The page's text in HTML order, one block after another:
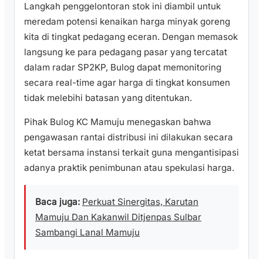
​Langkah penggelontoran stok ini diambil untuk
meredam potensi kenaikan harga minyak goreng
kita di tingkat pedagang eceran. Dengan memasok
langsung ke para pedagang pasar yang tercatat
dalam radar SP2KP, Bulog dapat memonitoring
secara real-time agar harga di tingkat konsumen
tidak melebihi batasan yang ditentukan.
​Pihak Bulog KC Mamuju menegaskan bahwa
pengawasan rantai distribusi ini dilakukan secara
ketat bersama instansi terkait guna mengantisipasi
adanya praktik penimbunan atau spekulasi harga.
Baca juga: Perkuat Sinergitas, Karutan
Mamuju Dan Kakanwil Ditjenpas Sulbar
Sambangi Lanal Mamuju